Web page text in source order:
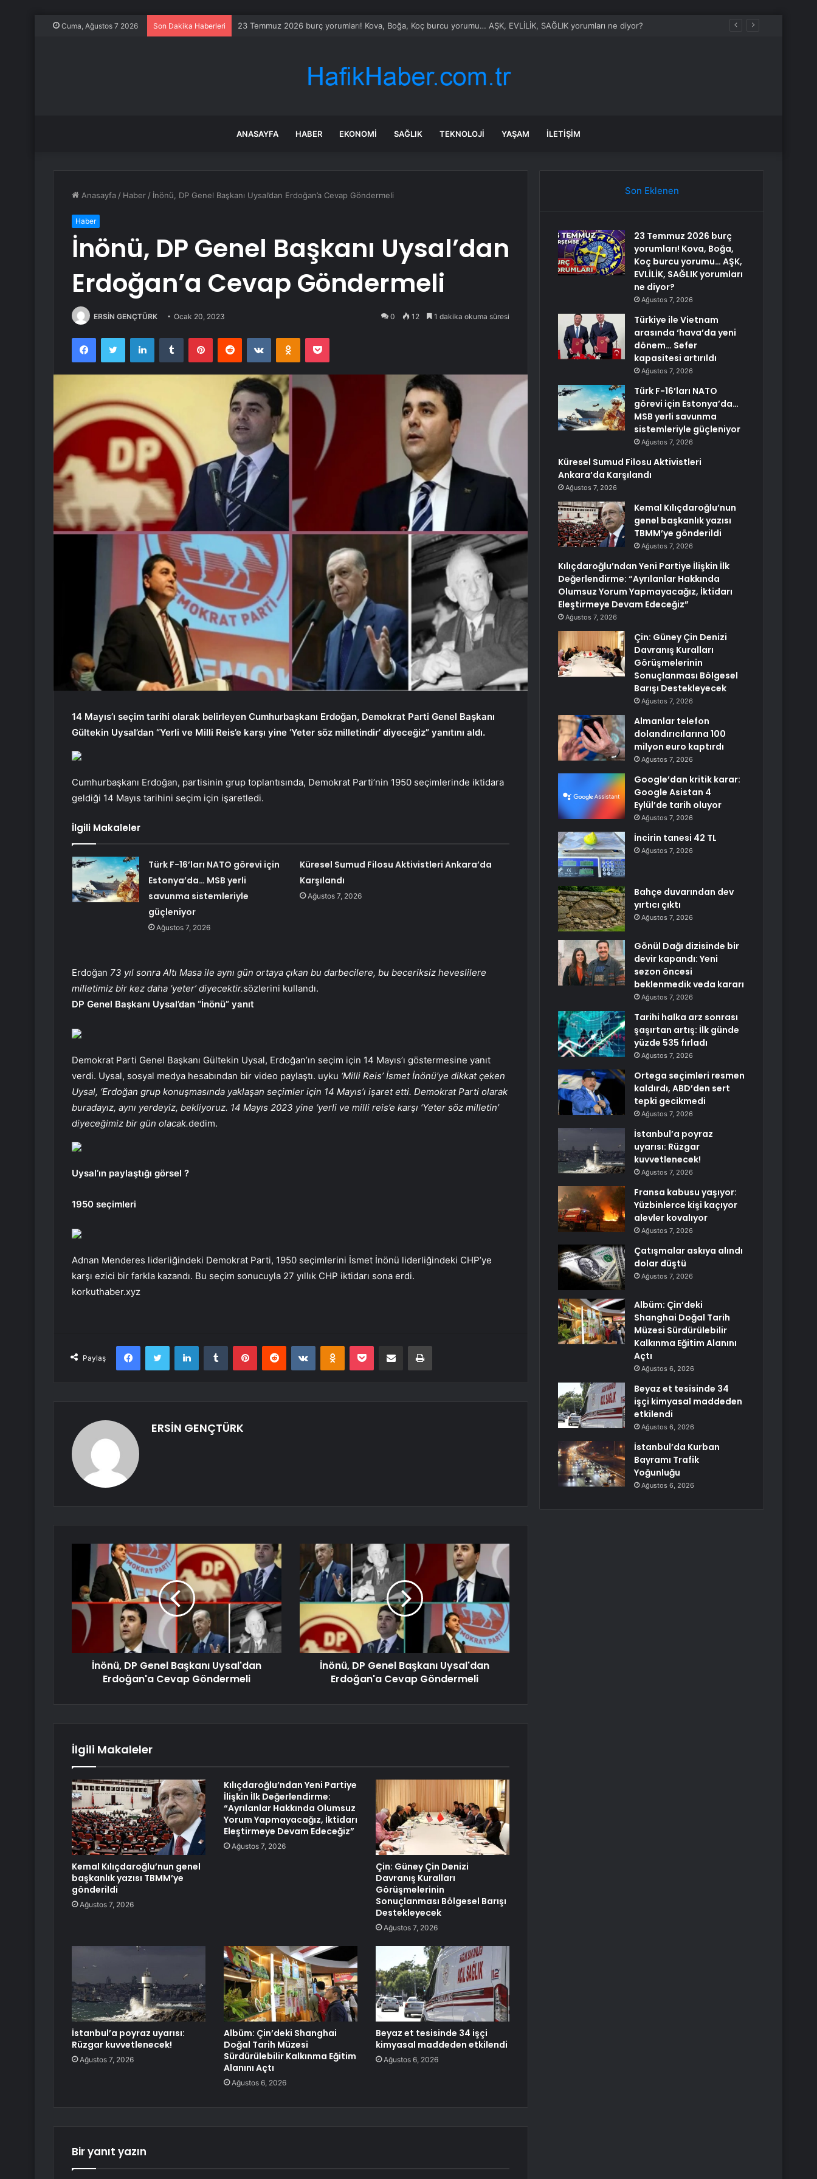
Cuma, Ağustos 7 2026 Son Dakika Haberleri Türkiye ile Vietnam arasında ‘hava’da yeni dönem… Sefer kapasitesi artırıldı
ANASAYFA HABER EKONOMI SAĞLIK TEKNOLOJI YAŞAM İLETIŞIM
Anasayfa / Haber / İnönü, DP Genel Başkanı Uysal’dan Erdoğan’a Cevap Göndermeli
Haber
İnönü, DP Genel Başkanı Uysal’dan
Erdoğan’a Cevap Göndermeli
ERSİN GENÇTÜRK Ocak 20, 2023 0 12 1 dakika okuma süresi
FacebookTwitter LinkedInTumblr PinterestReddit VKontakteOdnoklassniki
Pocket
14 Mayıs’ı seçim tarihi olarak belirleyen Cumhurbaşkanı Erdoğan, Demokrat Parti Genel Başkanı
Gültekin Uysal’dan “Yerli ve Milli Reis’e karşı yine ‘Yeter söz milletindir’ diyeceğiz” yanıtını aldı.
Cumhurbaşkanı Erdoğan, partisinin grup toplantısında, Demokrat Parti’nin 1950 seçimlerinde iktidara
geldiği 14 Mayıs tarihini seçim için işaretledi.
İlgili Makaleler
Türk F-16’ları NATO görevi için
Estonya’da… MSB yerli
savunma sistemleriyle
güçleniyor
Ağustos 7, 2026
Küresel Sumud Filosu Aktivistleri Ankara’da
Karşılandı
Ağustos 7, 2026
Erdoğan 73 yıl sonra Altı Masa ile aynı gün ortaya çıkan bu darbecilere, bu beceriksiz heveslilere
milletimiz bir kez daha ‘yeter’ diyecektir.sözlerini kullandı.
DP Genel Başkanı Uysal’dan “İnönü” yanıt
Demokrat Parti Genel Başkanı Gültekin Uysal, Erdoğan’ın seçim için 14 Mayıs’ı göstermesine yanıt
verdi. Uysal, sosyal medya hesabından bir video paylaştı. uyku ‘Milli Reis’ İsmet İnönü’ye dikkat çeken
Uysal, ‘Erdoğan grup konuşmasında yaklaşan seçimler için 14 Mayıs’ı işaret etti. Demokrat Parti olarak
buradayız, aynı yerdeyiz, bekliyoruz. 14 Mayıs 2023 yine ‘yerli ve milli reis’e karşı ‘Yeter söz milletin’
diyeceğimiz bir gün olacak.dedim.
Uysal’ın paylaştığı görsel ?
1950 seçimleri
Adnan Menderes liderliğindeki Demokrat Parti, 1950 seçimlerini İsmet İnönü liderliğindeki CHP’ye
karşı ezici bir farkla kazandı. Bu seçim sonucuyla 27 yıllık CHP iktidarı sona erdi.
korkuthaber.xyz
Paylaş
FacebookTwitter LinkedInTumblr PinterestReddit VKontakteOdnoklassniki
Pocket E-Posta ile paylaş Yazdır
ERSİN GENÇTÜRK
İnönü, DP Genel Başkanı Uysal'dan
Erdoğan'a Cevap Göndermeli
İnönü, DP Genel Başkanı Uysal'dan
Erdoğan'a Cevap Göndermeli
İlgili Makaleler
Kemal Kılıçdaroğlu’nun genel
başkanlık yazısı TBMM’ye
gönderildi
Ağustos 7, 2026
Kılıçdaroğlu’ndan Yeni Partiye
İlişkin İlk Değerlendirme:
“Ayrılanlar Hakkında Olumsuz
Yorum Yapmayacağız, İktidarı
Eleştirmeye Devam Edeceğiz”
Ağustos 7, 2026
Çin: Güney Çin Denizi
Davranış Kuralları
Görüşmelerinin
Sonuçlanması Bölgesel Barışı
Destekleyecek
Ağustos 7, 2026
İstanbul’a poyraz uyarısı:
Rüzgar kuvvetlenecek!
Ağustos 7, 2026
Albüm: Çin’deki Shanghai
Doğal Tarih Müzesi
Sürdürülebilir Kalkınma Eğitim
Alanını Açtı
Ağustos 6, 2026
Beyaz et tesisinde 34 işçi
kimyasal maddeden etkilendi
Ağustos 6, 2026
Bir yanıt yazın
Son Eklenen
23 Temmuz 2026 burç
yorumları! Kova, Boğa,
Koç burcu yorumu… AŞK,
EVLİLİK, SAĞLIK yorumları
ne diyor?
Ağustos 7, 2026
Türkiye ile Vietnam
arasında ‘hava’da yeni
dönem… Sefer
kapasitesi artırıldı
Ağustos 7, 2026
Türk F-16’ları NATO
görevi için Estonya’da…
MSB yerli savunma
sistemleriyle güçleniyor
Ağustos 7, 2026
Küresel Sumud Filosu Aktivistleri
Ankara’da Karşılandı
Ağustos 7, 2026
Kemal Kılıçdaroğlu’nun
genel başkanlık yazısı
TBMM’ye gönderildi
Ağustos 7, 2026
Kılıçdaroğlu’ndan Yeni Partiye İlişkin İlk
Değerlendirme: “Ayrılanlar Hakkında
Olumsuz Yorum Yapmayacağız, İktidarı
Eleştirmeye Devam Edeceğiz”
Ağustos 7, 2026
Çin: Güney Çin Denizi
Davranış Kuralları
Görüşmelerinin
Sonuçlanması Bölgesel
Barışı Destekleyecek
Ağustos 7, 2026
Almanlar telefon
dolandırıcılarına 100
milyon euro kaptırdı
Ağustos 7, 2026
Google’dan kritik karar:
Google Asistan 4
Eylül’de tarih oluyor
Ağustos 7, 2026
İncirin tanesi 42 TL
Ağustos 7, 2026
Bahçe duvarından dev
yırtıcı çıktı
Ağustos 7, 2026
Gönül Dağı dizisinde bir
devir kapandı: Yeni
sezon öncesi
beklenmedik veda kararı
Ağustos 7, 2026
Tarihi halka arz sonrası
şaşırtan artış: İlk günde
yüzde 535 fırladı
Ağustos 7, 2026
Ortega seçimleri resmen
kaldırdı, ABD’den sert
tepki gecikmedi
Ağustos 7, 2026
İstanbul’a poyraz
uyarısı: Rüzgar
kuvvetlenecek!
Ağustos 7, 2026
Fransa kabusu yaşıyor:
Yüzbinlerce kişi kaçıyor
alevler kovalıyor
Ağustos 7, 2026
Çatışmalar askıya alındı
dolar düştü
Ağustos 7, 2026
Albüm: Çin’deki
Shanghai Doğal Tarih
Müzesi Sürdürülebilir
Kalkınma Eğitim Alanını
Açtı
Ağustos 6, 2026
Beyaz et tesisinde 34
işçi kimyasal maddeden
etkilendi
Ağustos 6, 2026
İstanbul’da Kurban
Bayramı Trafik
Yoğunluğu
Ağustos 6, 2026